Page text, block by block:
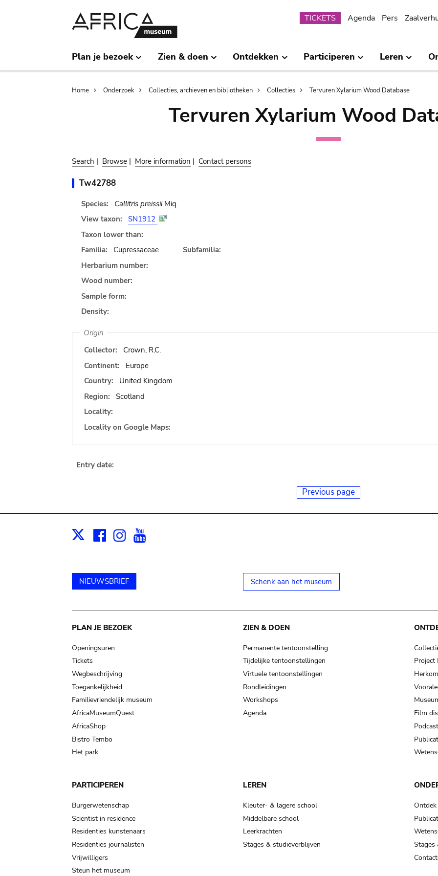
Submenu
TICKETS Agenda Pers
Plan je bezoek Zien & doen Ontdekken Participeren Leren
Breadcrumb
Home Onderzoek Collecties, archieven en bibliotheken Collecties Tervuren Xylarium Wood Database
Tervuren Xylarium Wood
Search | Browse | More information | Contact persons
Tw42788
Species: Callitris preissiiMiq.
View taxon:
SN1912
Taxon lower than:
Familia:
Cupressaceae
Subfamilia:
Herbarium number:
Wood number:
Sample form:
Density:
Origin
Collector:
Crown, R.C.
Continent:
Europe
Country:
United Kingdom
Region:
Scotland
Locality:
Locality on Google Maps:
Entry date:
Previous page
X Facebook
Instagram
NIEUWSBRIEF Schenk aan het museum
Main
navigation
PLAN JE BEZOEK
Openingsuren
Tickets
Wegbeschrijving
Toegankelijkheid
Familievriendelijk museum
AfricaMuseumQuest
AfricaShop
Bistro Tembo
Het park
ZIEN & DOEN
Permanente tentoonstelling
Tijdelijke tentoonstellingen
Virtuele tentoonstellingen
Rondleidingen
Workshops
Agenda
Project
Film
PARTICIPEREN
Burgerwetenschap
Scientist in residence
Residenties kunstenaars
Residenties journalisten
Vrijwilligers
Steun het museum
LEREN
Kleuter- & lagere school
Middelbare school
Leerkrachten
Stages & studieverblijven
Stages